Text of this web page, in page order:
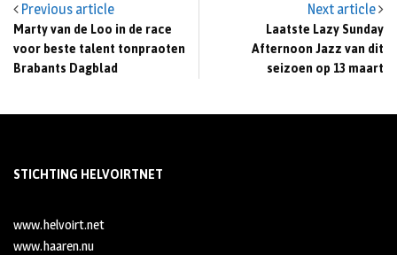
Previous article
Marty van de Loo in de race
voor beste talent tonpraoten
Brabants Dagblad
Next article
Laatste Lazy Sunday
Afternoon Jazz van dit
seizoen op 13 maart
STICHTING HELVOIRTNET
www.helvoirt.net
www.haaren.nu